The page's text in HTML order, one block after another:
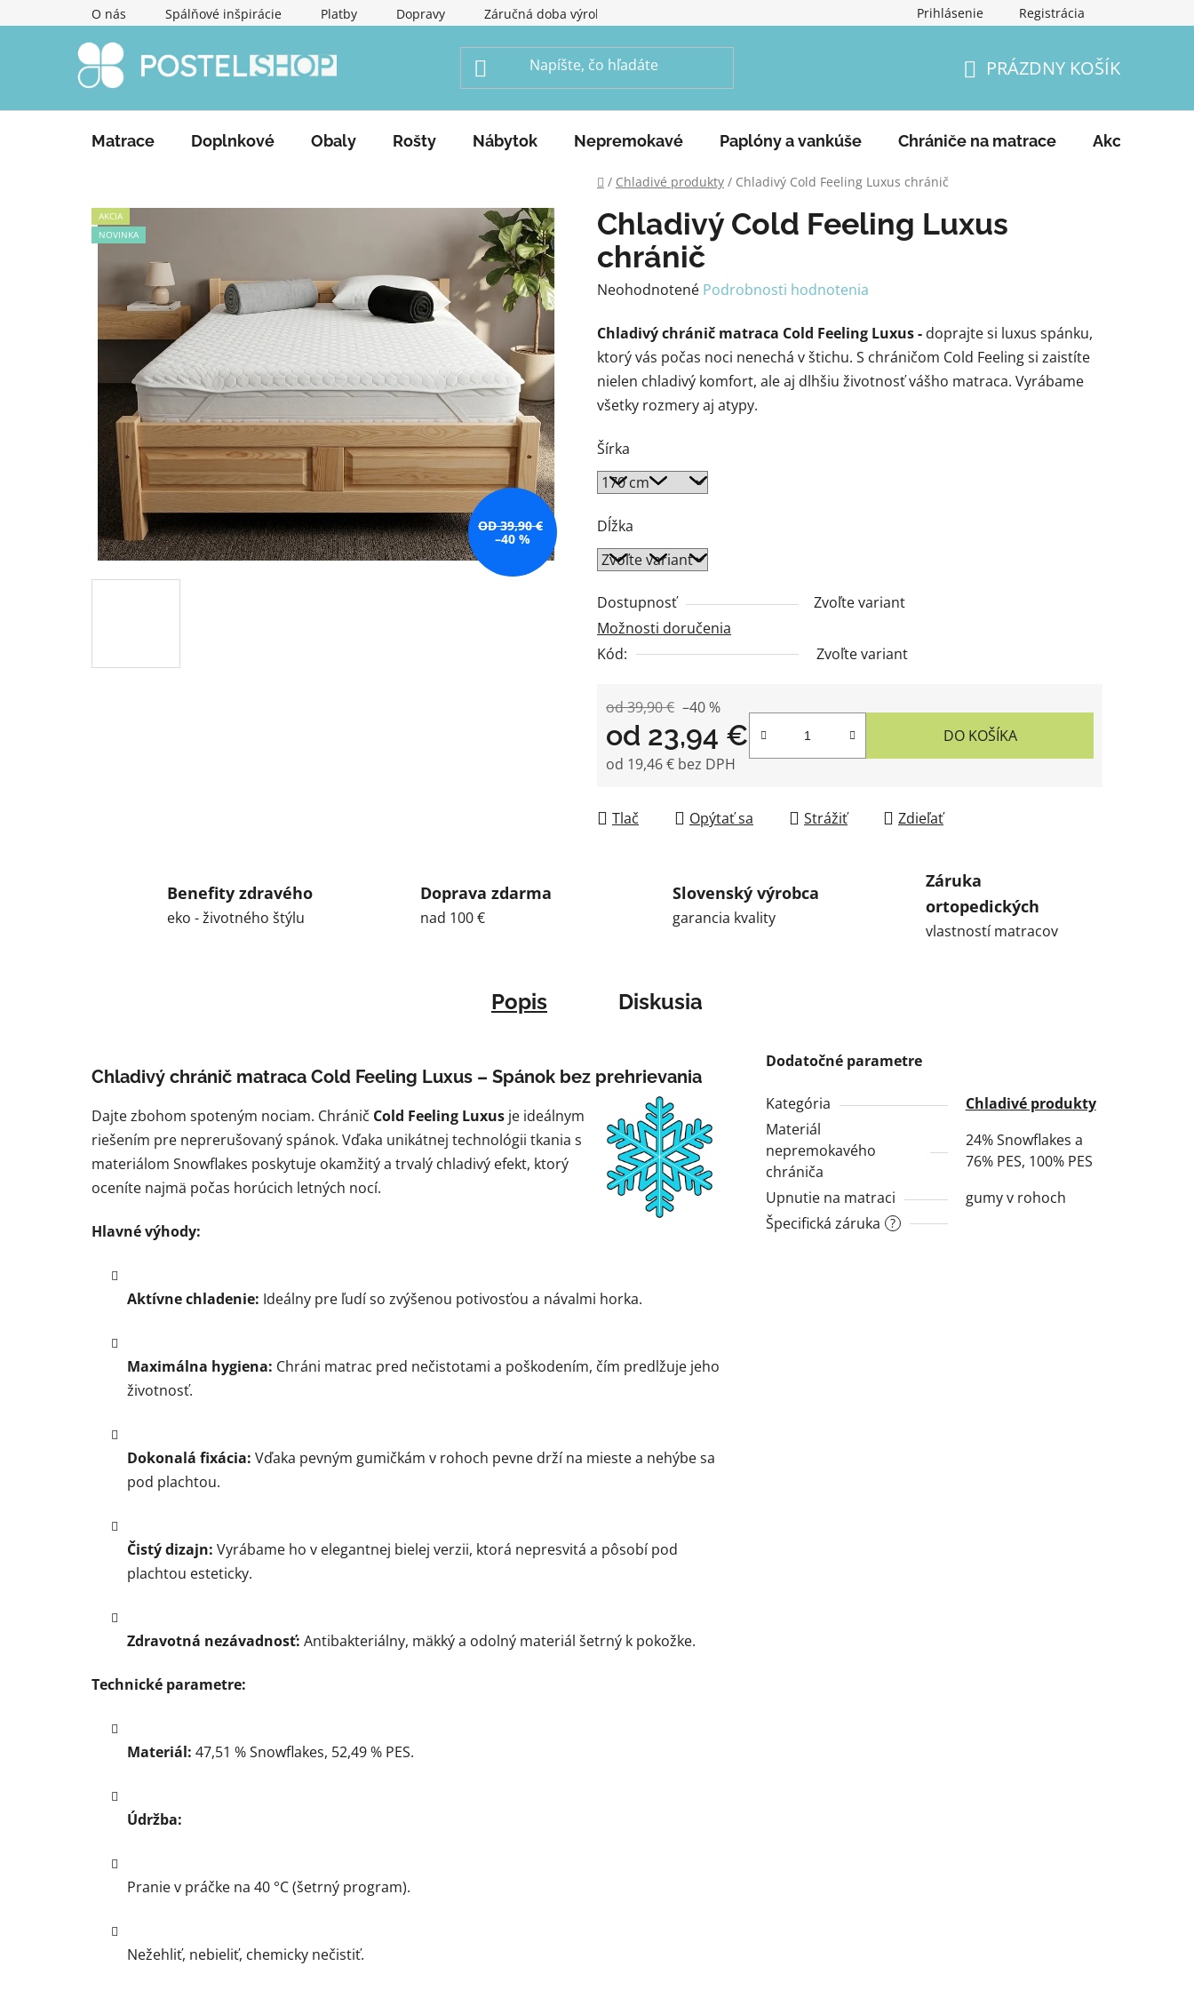
na
O nás Spálňové inšpirácie Platby Dopravy Záručná doba výrobku Podmienky ochrany osobných údajov
Prihlásenie Registrácia
KOŠÍK
PRÁZDNY KOŠÍK
Matrace Doplnkové Obaly Rošty Nábytok Nepremokavé Paplóny a vankúše Chrániče na matrace Akcie
Domov
/ Chladivé produkty / Chladivý Cold Feeling Luxus chránič
Chladivý Cold Feeling Luxus
chránič
Priemerné
produktu
je
0,0
z
hviezdičiek.
Neohodnotené Podrobnosti hodnotenia
Chladivý chránič matraca Cold Feeling Luxus - doprajte si luxus spánku,
ktorý vás počas noci nenechá v štichu. S chráničom Cold Feeling si zaistíte
nielen chladivý komfort, ale aj dlhšiu životnosť vášho matraca. Vyrábame
všetky rozmery aj atypy.
Šírka
Dĺžka
Dostupnosť
Zvoľte variant
Možnosti doručenia
Kód:
Zvoľte variant
od 39,90 € –40 %
od 23,94 €
od 19,46 € bez DPH
DO KOŠÍKA
Tlač Opýtať sa Strážiť Zdieľať
AKCIA
NOVINKA
OD 39,90 €
–40 %
Benefity zdravého
eko - životného štýlu
Doprava zdarma
nad 100 €
Slovenský výrobca
garancia kvality
Záruka
ortopedických
vlastností matracov
Popis Diskusia
Chladivý chránič matraca Cold Feeling Luxus – Spánok bez prehrievania
Dajte zbohom spoteným nociam. Chránič Cold Feeling Luxus je ideálnym
riešením pre neprerušovaný spánok. Vďaka unikátnej technológii tkania s
materiálom Snowflakes poskytuje okamžitý a trvalý chladivý efekt, ktorý
oceníte najmä počas horúcich letných nocí.
Hlavné výhody:
Aktívne chladenie: Ideálny pre ľudí so zvýšenou potivosťou a návalmi horka.
Maximálna hygiena: Chráni matrac pred nečistotami a poškodením, čím predlžuje jeho
životnosť.
Dokonalá fixácia: Vďaka pevným gumičkám v rohoch pevne drží na mieste a nehýbe sa
pod plachtou.
Čistý dizajn: Vyrábame ho v elegantnej bielej verzii, ktorá nepresvitá a pôsobí pod
plachtou esteticky.
Zdravotná nezávadnosť: Antibakteriálny, mäkký a odolný materiál šetrný k pokožke.
Technické parametre:
Materiál: 47,51 % Snowflakes, 52,49 % PES.
Údržba:
Pranie v práčke na 40 °C (šetrný program).
Nežehliť, nebieliť, chemicky nečistiť.
Dodatočné parametre
Kategória
Chladivé produkty
Materiál
nepremokavého
chrániča
24% Snowflakes a
76% PES, 100% PES
Upnutie na matraci
gumy v rohoch
?
Špecifická záruka